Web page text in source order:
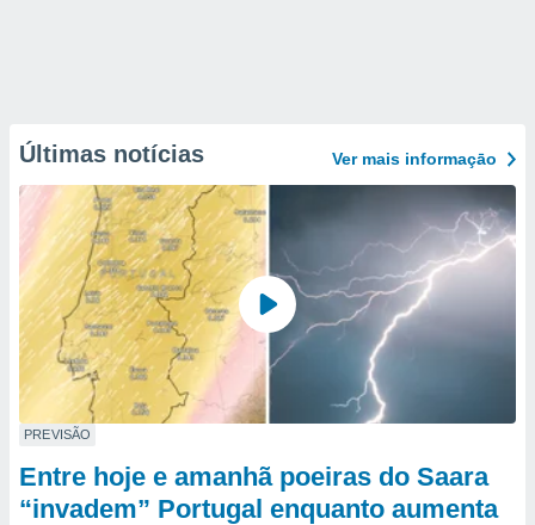
Últimas notícias Ver mais informaçāo
PREVISÃO
Entre hoje e amanhã poeiras do Saara
“invadem” Portugal enquanto aumenta